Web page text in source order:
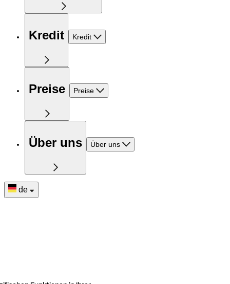
Kredit Kredit
Preise Preise
Über uns Über uns
de